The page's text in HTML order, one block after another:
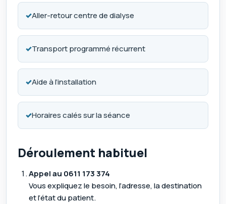
✓Aller-retour centre de dialyse
✓Transport programmé récurrent
✓Aide à l’installation
✓Horaires calés sur la séance
Déroulement habituel
Appel au 0611 173 374
Vous expliquez le besoin, l’adresse, la destination
et l’état du patient.